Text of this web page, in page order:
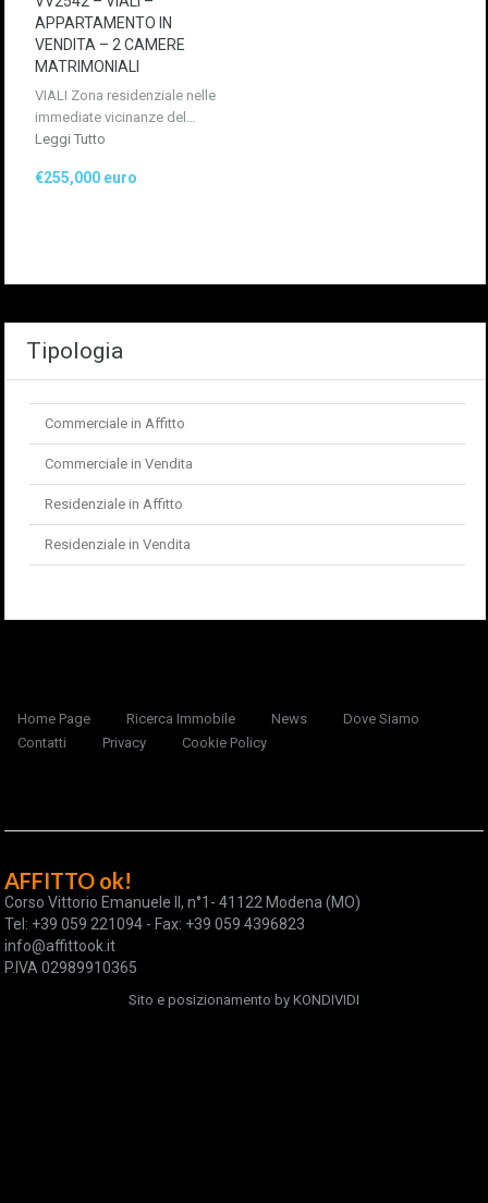
APPARTAMENTO IN
VENDITA – 2 CAMERE
MATRIMONIALI
VIALI Zona residenziale nelle
immediate vicinanze del…
Leggi Tutto
€255,000 euro
Tipologia
Commerciale in Affitto
Commerciale in Vendita
Residenziale in Affitto
Residenziale in Vendita
Home Page Ricerca Immobile News
Dove Siamo
Contatti
Privacy Cookie Policy
AFFITTO ok!
Corso Vittorio Emanuele II, n°1- 41122 Modena (MO)
Tel: +39 059 221094 - Fax: +39 059 4396823
info@affittook.it
P.IVA 02989910365
Sito e posizionamento by KONDIVIDI